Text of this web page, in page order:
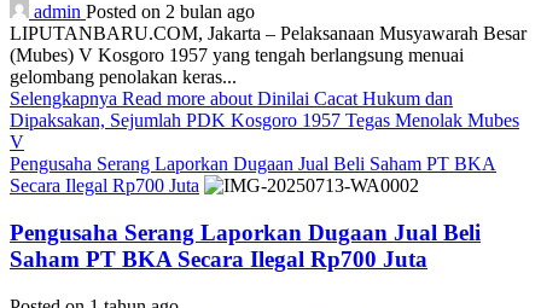
admin Posted on 2 bulan ago
LIPUTANBARU.COM, Jakarta – Pelaksanaan Musyawarah Besar
(Mubes) V Kosgoro 1957 yang tengah berlangsung menuai
gelombang penolakan keras...
Selengkapnya Read more about Dinilai Cacat Hukum dan
Dipaksakan, Sejumlah PDK Kosgoro 1957 Tegas Menolak Mubes
V
Pengusaha Serang Laporkan Dugaan Jual Beli Saham PT BKA
Secara Ilegal Rp700 Juta
Pengusaha Serang Laporkan Dugaan Jual Beli
Saham PT BKA Secara Ilegal Rp700 Juta